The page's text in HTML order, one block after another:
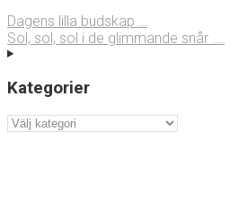
Dagens lilla budskap …
Sol, sol, sol i de glimmande snår ….
Kategorier
Kategorier